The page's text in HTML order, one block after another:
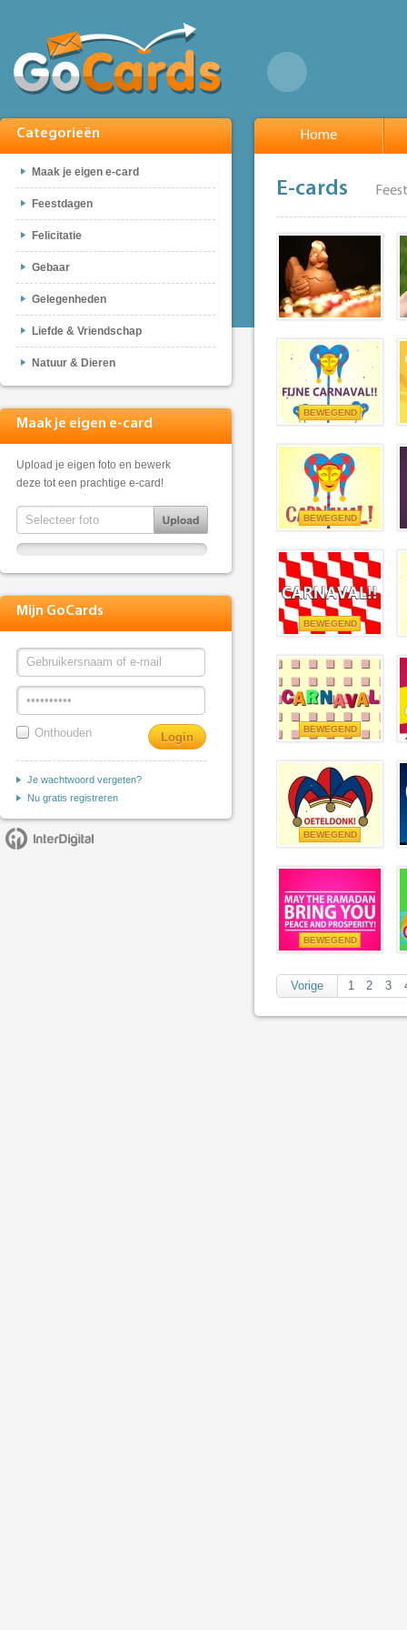
Categorieën
Maak je eigen e-card
Feestdagen
Felicitatie
Gebaar
Gelegenheden
Liefde & Vriendschap
Natuur & Dieren
Maak je eigen e-card
Upload je eigen foto en bewerk
deze tot een prachtige e-card!
Mijn GoCards
Onthouden
Je wachtwoord vergeten?
Nu gratis registreren
Home
E-cards
BEWEGEND
BEWEGEND
BEWEGEND
BEWEGEND
BEWEGEND
BEWEGEND
Vorige 1 2 3